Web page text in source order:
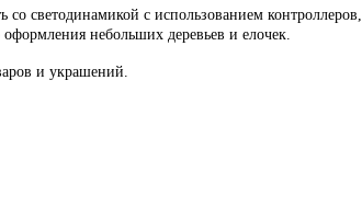
со светодинамикой с использованием
небольших деревьев и елочек.
и украшений.